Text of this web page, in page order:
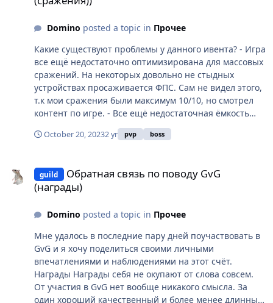
commitment to peace by not waging wars for a certain
and by paying in other resources (gold, knowledge, soul
shards, guild energy, guild tokens). Right now warfare
is irreversible, and it can be an infinite punishment for
the guild and everyone in it.
Domino posted a topic in Прочее
Какие существуют проблемы у данного ивента? - Игра
все ещё недостаточно оптимизирована для массовых
сражений. На некоторых довольно не стыдных
устройствах просаживается ФПС. Сам не видел этого,
т.к мои сражения были максимум 10/10, но смотрел
контент по игре. - Все ещё недостаточная ёмкость
отдельный пост). - Невозможность фармить локации
который имеет численное преимущество (более 8
человек). Сюда же можно отнести невозможность
тыкволуние, а вместе с ним и новые ивентовые
традиционно, новые временные мир РБ. Возникает
логичный вопрос. Будет ли во время тыкволуния
проходить сезон ГВГ и если так, то как лидирующим
гильдиям отстаивать свое первенство? Ведь им
нужно будет не только сражаться друг с другом, но и
October 20, 20232 yr pvp boss
guild
Обратная связь по поводу GvG
(награды)
Domino posted a topic in Прочее
Мне удалось в последние пару дней поучаствовать в
GvG и я хочу поделиться своими личными
впечатлениями и наблюдениями на этот счёт.
Награды Награды себя не окупают от слова совсем.
От участия в GvG нет вообще никакого смысла. За
один хороший качественный и более менее длинный